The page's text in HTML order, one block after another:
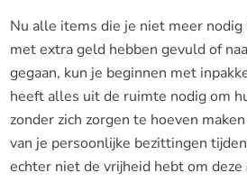
Nu alle items die je niet meer
met extra geld hebben gevuld of
gegaan, kun je beginnen met
heeft alles uit de ruimte nodig om
zonder zich zorgen te hoeven
van je persoonlijke bezittingen
echter niet de vrijheid hebt om deze